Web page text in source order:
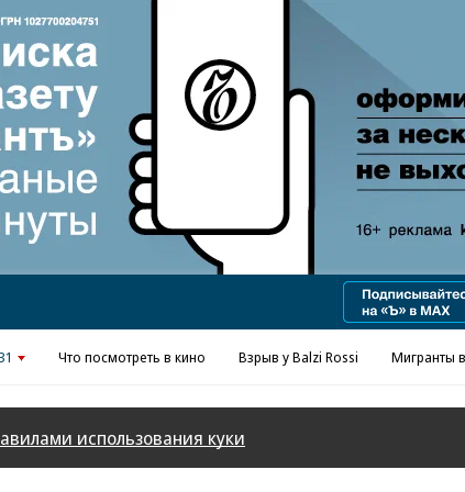
Реклама в «Ъ» www.kommersant.ru/ad
Что посмотреть в кино Взрыв у Balzi Rossi Мигранты
использования куки